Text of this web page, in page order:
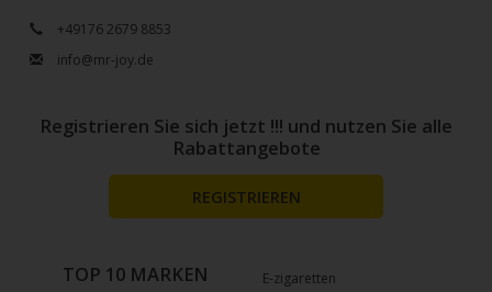
+49176 2679 8853
info@mr-joy.de
E-zigaretten
TOP 10 MARKEN
Registrieren Sie sich jetzt !!! und nutzen Sie alle
Rabattangebote
REGISTRIEREN